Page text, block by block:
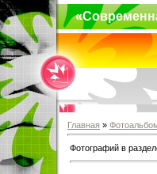
Главная »
Фотографий в